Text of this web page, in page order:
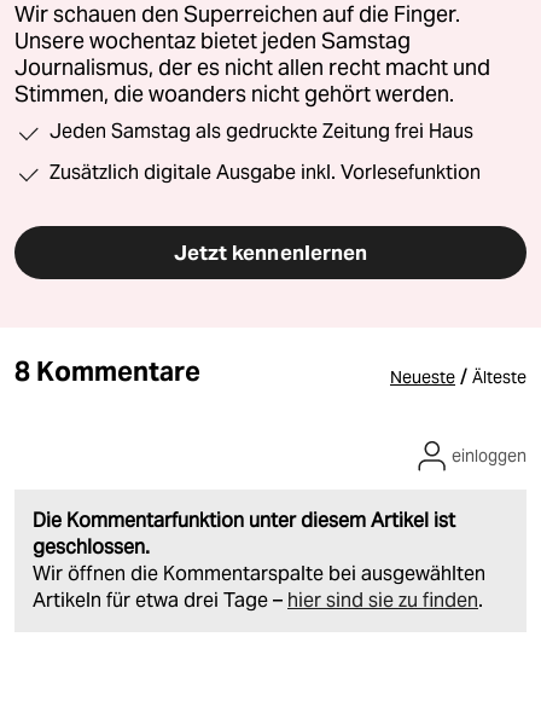
Wir schauen den Superreichen auf die Finger.
Unsere wochentaz bietet jeden Samstag
Journalismus, der es nicht allen recht macht und
Stimmen, die woanders nicht gehört werden.
Jeden Samstag als gedruckte Zeitung frei Haus
Zusätzlich digitale Ausgabe inkl. Vorlesefunktion
Jetzt kennenlernen
8 Kommentare Neueste / Älteste
Die Kommentarfunktion unter diesem Artikel ist
geschlossen.
Wir öffnen die Kommentarspalte bei ausgewählten
Artikeln für etwa drei Tage – hier sind sie zu finden.
einloggen